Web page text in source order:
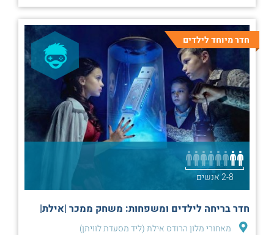
חדר מיוחד לילדים
2-8 אנשים
חדר בריחה לילדים ומשפחות: משחק ממכר |אילת|
מאחורי מלון הרודס אילת (ליד מסעדת לוויתן)